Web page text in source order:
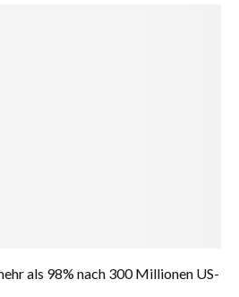
als 98% nach 300 Millionen US-